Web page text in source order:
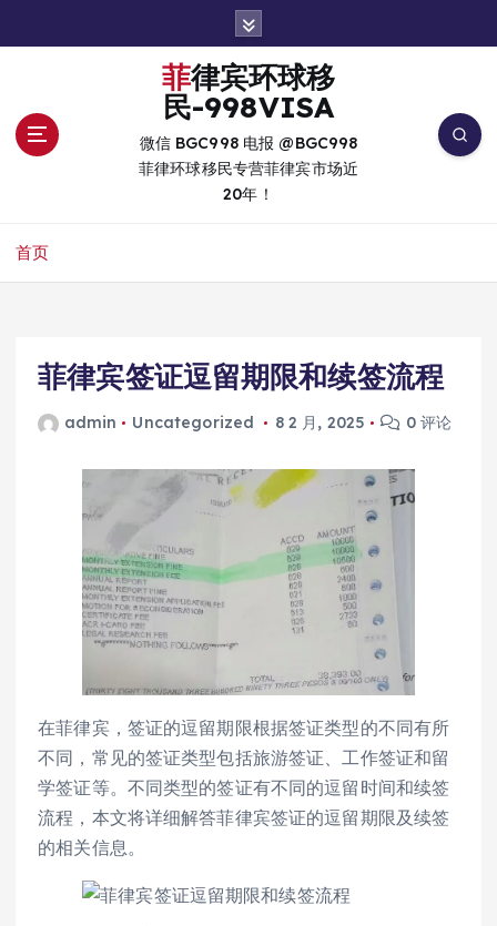
菲律宾环球移
民-998VISA
微信 BGC998 电报 @BGC998
菲律环球移民专营菲律宾市场近
20年！
首页
菲律宾签证逗留期限和续签流程
admin Uncategorized 8 2 月, 2025 0 评论
在菲律宾，签证的逗留期限根据签证类型的不同有所
不同，常见的签证类型包括旅游签证、工作签证和留
学签证等。不同类型的签证有不同的逗留时间和续签
流程，本文将详细解答菲律宾签证的逗留期限及续签
的相关信息。